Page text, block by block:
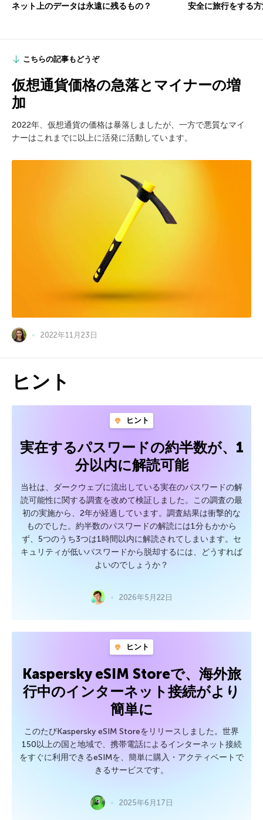
ネット上のデータは永遠に残るもの？ 安全に旅行をする
こちらの記事もどうぞ
仮想通貨価格の急落とマイナーの増
加
2022年、仮想通貨の価格は暴落しましたが、一方で悪質なマイ
ナーはこれまでに以上に活発に活動しています。
2022年11月23日
ヒント
ヒント
実在するパスワードの約半数が、1
分以内に解読可能
当社は、ダークウェブに流出している実在のパスワードの解
読可能性に関する調査を改めて検証しました。この調査の最
初の実施から、2年が経過しています。調査結果は衝撃的な
ものでした。約半数のパスワードの解読には1分もかから
ず、5つのうち3つは1時間以内に解読されてしまいます。セ
キュリティが低いパスワードから脱却するには、どうすれば
よいのでしょうか？
2026年5月22日
ヒント
Kaspersky eSIM Storeで、海外旅
行中のインターネット接続がより
簡単に
このたびKaspersky eSIM Storeをリリースしました。世界
150以上の国と地域で、携帯電話によるインターネット接続
をすぐに利用できるeSIMを、簡単に購入・アクティベートで
きるサービスです。
2025年6月17日